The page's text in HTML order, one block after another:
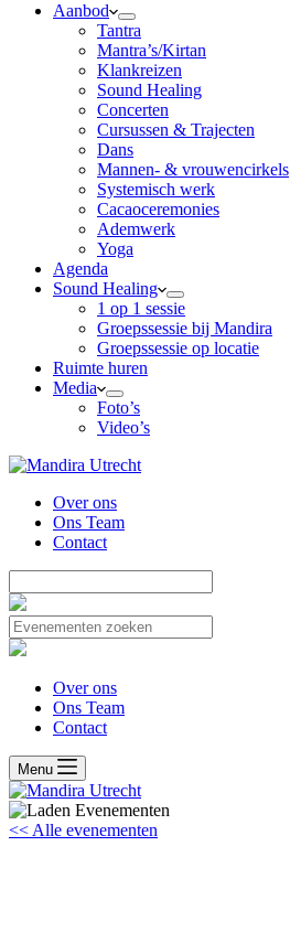
Aanbod
Tantra
Mantra’s/Kirtan
Klankreizen
Sound Healing
Concerten
Cursussen & Trajecten
Dans
Mannen- & vrouwencirkels
Systemisch werk
Cacaoceremonies
Ademwerk
Yoga
Agenda
Sound Healing
1 op 1 sessie
Groepssessie bij Mandira
Groepssessie op locatie
Ruimte huren
Media
Foto’s
Video’s
Over ons
Ons Team
Contact
Over ons
Ons Team
Contact
Menu
<< Alle evenementen